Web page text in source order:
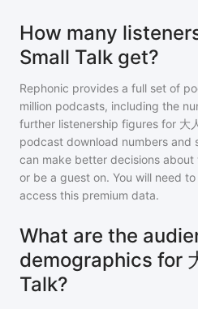
How many
Small Talk get?
Rephonic provides a full set of
million podcasts, including the
further listenership figures for 大
podcast download numbers and
can make better decisions
or be a guest on. You will need to
access this premium data.
What are the
demographics for
Talk?